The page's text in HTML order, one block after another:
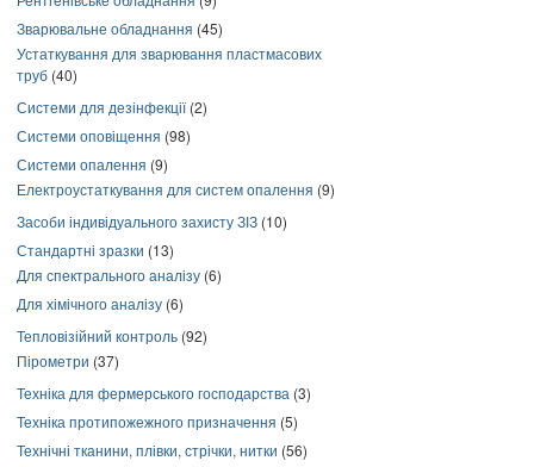
Зварювальне обладнання (45)
Устаткування для зварювання пластмасових
труб (40)
Системи для дезінфекції(2)
Системи оповіщення (98)
Системи опалення (9)
Електроустаткування для систем опалення (9)
Засоби індивідуального захисту ЗІЗ (10)
Стандартні зразки (13)
Для спектрального аналізу (6)
Для хімічного аналізу (6)
Тепловізійний контроль (92)
Пірометри (37)
Техніка для фермерського господарства (3)
Техніка протипожежного призначення (5)
Технічні тканини, плівки, стрічки, нитки (56)